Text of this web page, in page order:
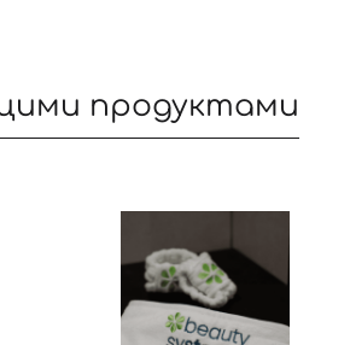
продуктами